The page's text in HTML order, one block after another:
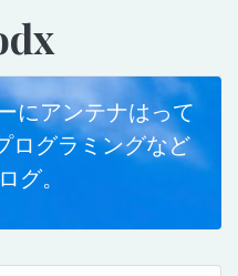
にアンテナはって
ログラミングなど
グ。